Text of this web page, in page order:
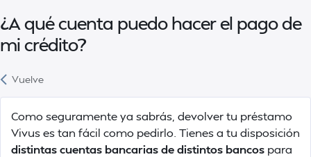
¿A qué cuenta puedo hacer el pago de
mi crédito?
Vuelve
Como seguramente ya sabrás, devolver tu préstamo
Vivus es tan fácil como pedirlo. Tienes a tu disposición
distintas cuentas bancarias de distintos bancos para